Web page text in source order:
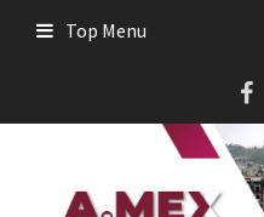
Top Menu